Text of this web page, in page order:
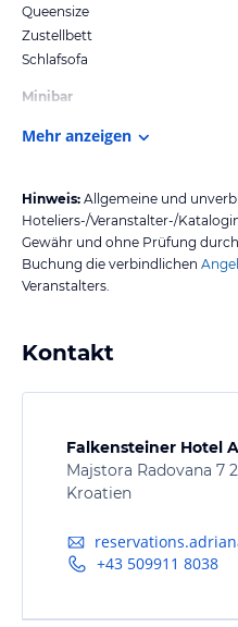
Queensize
Zustellbett
Schlafsofa
Minibar
Mehr anzeigen
Hinweis: Allgemeine und
Hoteliers-/Veranstalter-/
Gewähr und ohne Prüfung
Buchung die verbindlichen
Veranstalters.
Kontakt
Falkensteiner Hotel
Majstora Radovana 7
Kroatien
+43 509911 8038